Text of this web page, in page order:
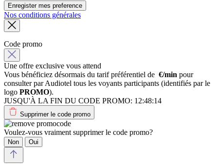
Enregister mes preference
Nos conditions générales
Code promo
Une offre exclusive vous attend
Vous bénéficiez désormais du tarif préférentiel de €/min pour
consulter par Audiotel tous les voyants participants (identifiés par le
logo PROMO).
JUSQU'À LA FIN DU CODE PROMO: 12:48:14
Supprimer le code promo
Voulez-vous vraiment supprimer le code promo?
Non Oui